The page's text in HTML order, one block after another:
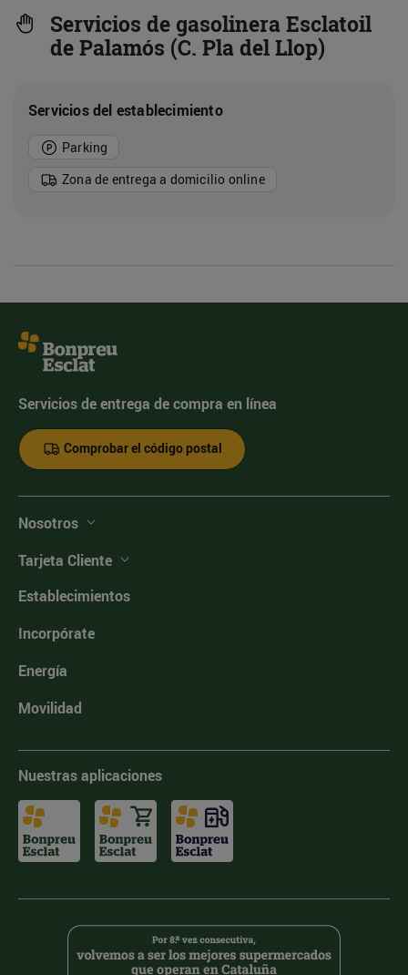
Servicios de gasolinera Esclatoil
de Palamós (C. Pla del Llop)
Servicios del establecimiento
Parking
Zona de entrega a domicilio online
Servicios de entrega de compra en línea
Comprobar el código postal
Nosotros
Tarjeta Cliente
Establecimientos
Incorpórate
Energía
Movilidad
Nuestras aplicaciones